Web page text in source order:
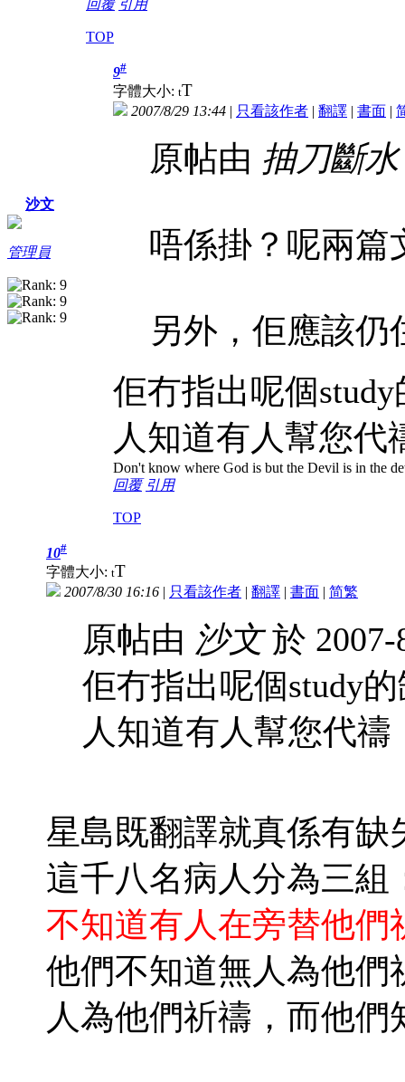
回覆 引用
TOP
沙文
管理員
9#
字體大小: tT
2007/8/29 13:44 | 只看該作者 | 翻譯 | 書面 |
原帖由 抽刀斷水
唔係掛？呢兩篇
另外，佢應該仍
佢冇指出呢個
人知道有人幫您代
Don't know where God is but the Devil is in the
回覆 引用
TOP
10#
字體大小: tT
2007/8/30 16:16 | 只看該作者 | 翻譯 | 書面 | 简繁
原帖由 沙文於 2007-
佢冇指出呢個study
人知道有人幫您代
星島既翻譯就真係有缺
這千八名病人分為三組
不知道有人在旁替他們
他們不知道無人為他們
人為他們祈禱，而他們